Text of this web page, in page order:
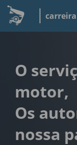
carreira
O
motor,
Os
nossa